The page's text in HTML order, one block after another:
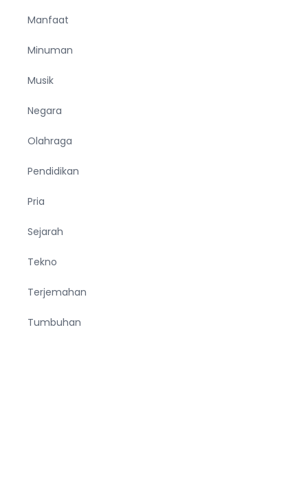
Manfaat
Minuman
Musik
Negara
Olahraga
Pendidikan
Pria
Sejarah
Tekno
Terjemahan
Tumbuhan